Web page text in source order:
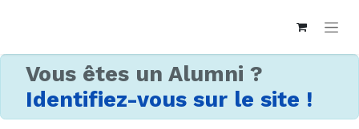
Vous êtes un Alumni ?
Identifiez-vous sur le site !